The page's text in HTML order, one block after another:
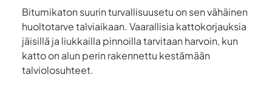
Bitumikaton suurin turvallisuusetu on sen vähäinen
huoltotarve talviaikaan. Vaarallisia kattokorjauksia
jäisillä ja liukkailla pinnoilla tarvitaan harvoin, kun
katto on alun perin rakennettu kestämään
talviolosuhteet.